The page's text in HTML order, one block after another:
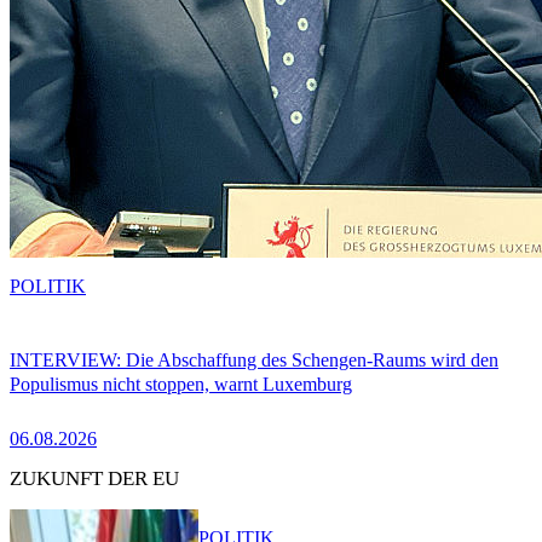
INTERVIEW: Die Abschaffung des Schengen-Raums wird den
Populismus nicht stoppen, warnt Luxemburg
06.08.2026
POLITIK
ZUKUNFT DER EU
POLITIK